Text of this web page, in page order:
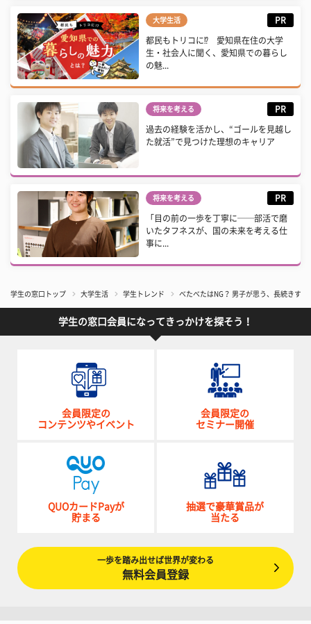
大学生活 PR
都民もトリコに⁉ 愛知県在住の大学
生・社会人に聞く、愛知県での暮らし
の魅...
将来を考える PR
過去の経験を活かし、“ゴールを見越し
た就活”で見つけた理想のキャリア
将来を考える PR
「目の前の一歩を丁寧に──部活で磨
いたタフネスが、国の未来を考える仕
事に...
学生の窓口トップ 大学生活 学生トレンド べたべたはNG？ 男子が思う、長続きす
学生の窓口会員になってきっかけを探そう！
会員限定の
コンテンツやイベント
会員限定の
セミナー開催
QUOカードPayが
貯まる
抽選で豪華賞品が
当たる
一歩を踏み出せば世界が変わる
無料会員登録